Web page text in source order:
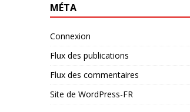
MÉTA
Connexion
Flux des publications
Flux des commentaires
Site de WordPress-FR